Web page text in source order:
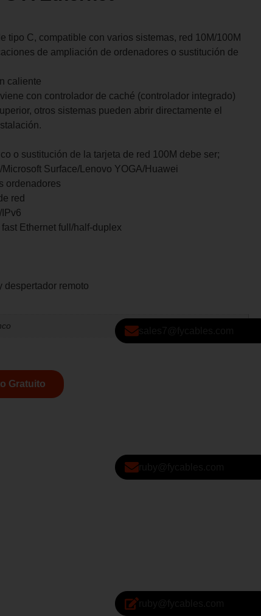
tipo C, compatible con varios sistemas, red 10M/100M
de ampliación de ordenadores o sustitución de
caliente
con controlador de caché (controlador integrado)
otros sistemas pueden abrir directamente el
o sustitución de la tarjeta de red 100M debe ser;
Surface/Lenovo YOGA/Huawei
ordenadores
red
Ethernet full/half-duplex
despertador remoto
Gratuito